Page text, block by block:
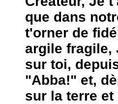
que dans
t'orner de
argile fragile,
sur toi,
"Abba!" et,
sur la terre